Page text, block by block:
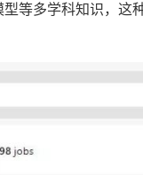
等多学科知识，这